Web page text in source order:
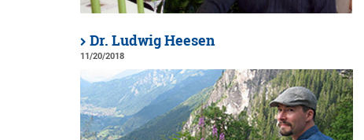
Dr. Ludwig Heesen
11/20/2018